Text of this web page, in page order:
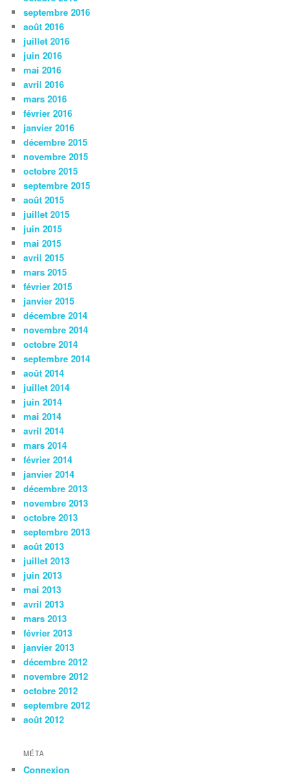
septembre 2016
août 2016
juillet 2016
juin 2016
mai 2016
avril 2016
mars 2016
février 2016
janvier 2016
décembre 2015
novembre 2015
octobre 2015
septembre 2015
août 2015
juillet 2015
juin 2015
mai 2015
avril 2015
mars 2015
février 2015
janvier 2015
décembre 2014
novembre 2014
octobre 2014
septembre 2014
août 2014
juillet 2014
juin 2014
mai 2014
avril 2014
mars 2014
février 2014
janvier 2014
décembre 2013
novembre 2013
octobre 2013
septembre 2013
août 2013
juillet 2013
juin 2013
mai 2013
avril 2013
mars 2013
février 2013
janvier 2013
décembre 2012
novembre 2012
octobre 2012
septembre 2012
août 2012
MÉTA
Connexion